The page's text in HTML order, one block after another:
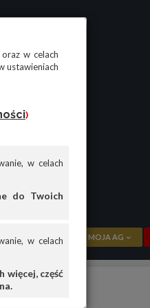
w celach
ustawieniach
)
w celach
do Twoich
w celach
więcej, część
MOJA AG
PRZEGLĄD